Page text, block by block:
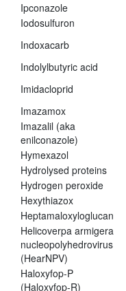
Ipconazole
Iodosulfuron
Indoxacarb
Indolylbutyric acid
Imidacloprid
Imazamox
Imazalil (aka
enilconazole)
Hymexazol
Hydrolysed proteins
Hydrogen peroxide
Hexythiazox
Heptamaloxyloglucan
Helicoverpa armigera
nucleopolyhedrovirus
(HearNPV)
Haloxyfop-P
(Haloxyfop-R)